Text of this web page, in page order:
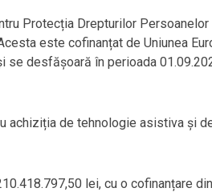
Protecția Drepturilor
este cofinanțat de Uniunea
desfășoară în perioada
achiziția de tehnologie asistiva și
lei, cu o cofinanțare